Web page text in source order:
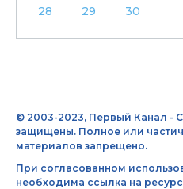
28
29 30
© 2003-2023, Первый Канал -
защищены. Полное или
материалов запрещено.
При согласованном
необходима ссылка на